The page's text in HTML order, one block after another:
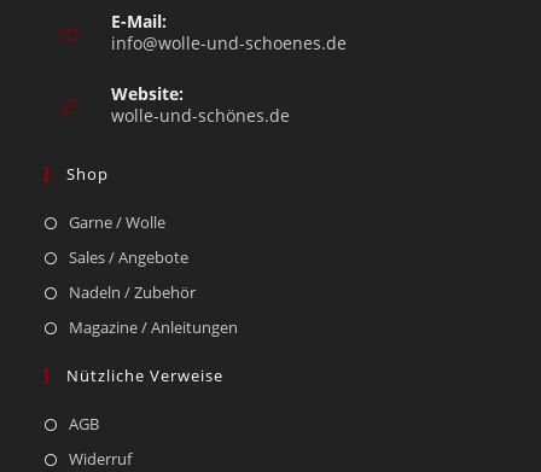
E-Mail:
info@wolle-und-schoenes.de
Website:
wolle-und-schönes.de
Shop
Garne / Wolle
Sales / Angebote
Nadeln / Zubehör
Magazine / Anleitungen
Nützliche Verweise
AGB
Widerruf